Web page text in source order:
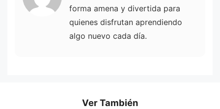
forma amena y divertida para
quienes disfrutan aprendiendo
algo nuevo cada día.
Ver También